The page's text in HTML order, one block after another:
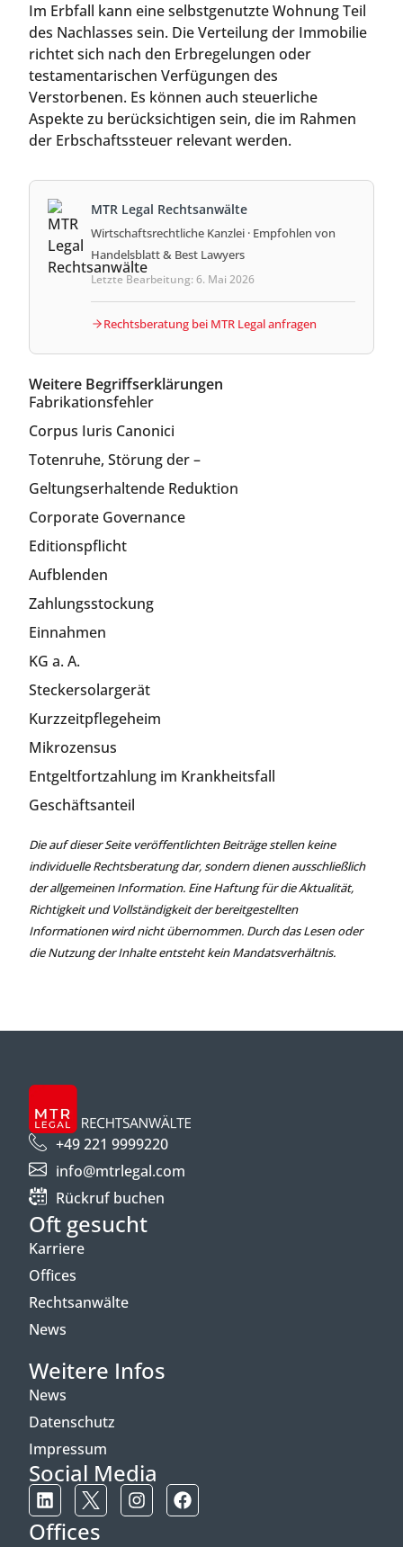
Im Erbfall kann eine selbstgenutzte Wohnung Teil
des Nachlasses sein. Die Verteilung der Immobilie
richtet sich nach den Erbregelungen oder
testamentarischen Verfügungen des
Verstorbenen. Es können auch steuerliche
Aspekte zu berücksichtigen sein, die im Rahmen
der Erbschaftssteuer relevant werden.
MTR Legal Rechtsanwälte
Wirtschaftsrechtliche Kanzlei · Empfohlen von
Handelsblatt & Best Lawyers
Letzte Bearbeitung: 6. Mai 2026
Rechtsberatung bei MTR Legal anfragen
Weitere Begriffserklärungen
Fabrikationsfehler
Corpus Iuris Canonici
Totenruhe, Störung der –
Geltungserhaltende Reduktion
Corporate Governance
Editionspflicht
Aufblenden
Zahlungsstockung
Einnahmen
KG a. A.
Steckersolargerät
Kurzzeitpflegeheim
Mikrozensus
Entgeltfortzahlung im Krankheitsfall
Geschäftsanteil
Die auf dieser Seite veröffentlichten Beiträge stellen keine
individuelle Rechtsberatung dar, sondern dienen ausschließlich
der allgemeinen Information. Eine Haftung für die Aktualität,
Richtigkeit und Vollständigkeit der bereitgestellten
Informationen wird nicht übernommen. Durch das Lesen oder
die Nutzung der Inhalte entsteht kein Mandatsverhältnis.
+49 221 9999220
info@mtrlegal.com
Rückruf buchen
Oft gesucht
Karriere
Offices
Rechtsanwälte
News
Weitere Infos
News
Datenschutz
Impressum
Social Media
Offices